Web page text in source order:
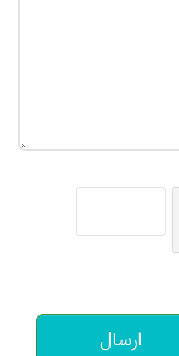
ارسال